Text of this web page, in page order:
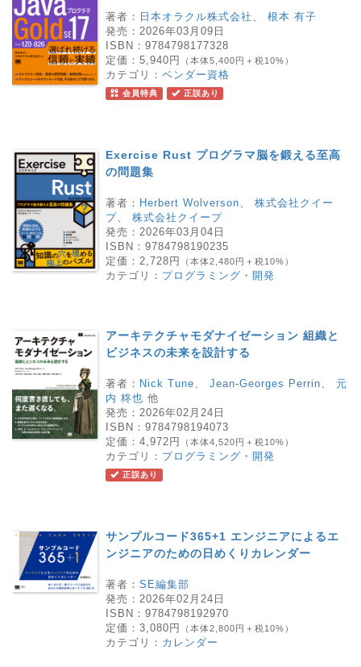
著者： 日本オラクル株式会社
根本 有子
発売： 2026年03月09日
ISBN： 9784798177328
定価： 5,940円 （本体5,400円＋税10%）
カテゴリ： ベンダー資格
会員特典 正誤あり
Exercise Rust プログラマ脳を鍛える至高
の問題集
著者： Herbert Wolverson
株式会社クイー
プ
株式会社クイープ
発売： 2026年03月04日
ISBN： 9784798190235
定価： 2,728円 （本体2,480円＋税10%）
カテゴリ： プログラミング・開発
アーキテクチャモダナイゼーション 組織と
ビジネスの未来を設計する
著者： Nick Tune Jean-Georges Perrin
元
内 柊也 他
発売： 2026年02月24日
ISBN： 9784798194073
定価： 4,972円 （本体4,520円＋税10%）
カテゴリ： プログラミング・開発
正誤あり
サンプルコード365+1 エンジニアによるエ
ンジニアのための日めくりカレンダー
著者： SE編集部
発売： 2026年02月24日
ISBN： 9784798192970
定価： 3,080円 （本体2,800円＋税10%）
カテゴリ： カレンダー